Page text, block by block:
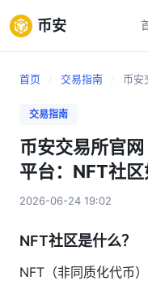
币安
首页 交易指南 币安
交易指南
币安交易所官
平台：NFT社
2026-06-24 19:02
NFT社区是什么？
NFT（非同质化代币